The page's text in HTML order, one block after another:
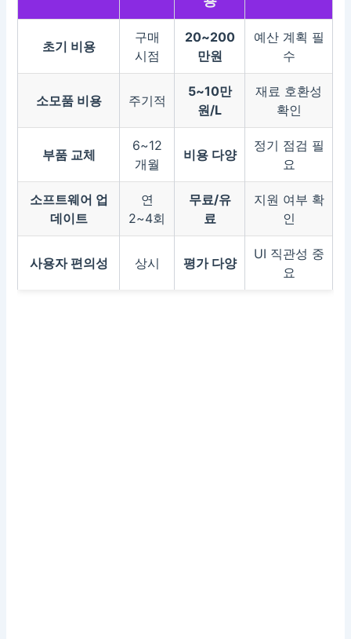
초기 비용
구매
시점
20~200
만원
예산 계획 필
수
소모품 비용 주기적
5~10만
원/L
재료 호환성
확인
부품 교체
6~12
개월
비용 다양
정기 점검 필
요
소프트웨어 업
데이트
연
2~4회
무료/유
료
지원 여부 확
인
사용자 편의성 상시 평가 다양
UI 직관성 중
요